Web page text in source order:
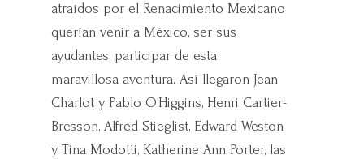
atraídos por el Renacimiento Mexicano
querían venir a México, ser sus
ayudantes, participar de esta
maravillosa aventura. Así llegaron Jean
Charlot y Pablo O’Higgins, Henri Cartier-
Bresson, Alfred Stieglist, Edward Weston
y Tina Modotti, Katherine Ann Porter, las